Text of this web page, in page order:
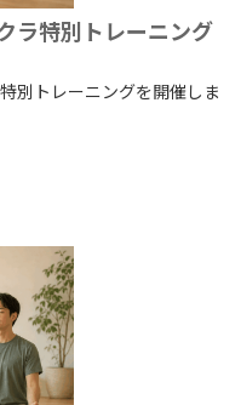
ラ特別トレーニング
別トレーニングを開催しま